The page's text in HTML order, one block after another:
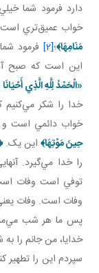
دارد فرمود شما
خواب عميق‌تري
مَنَامِهَا﴾؛[2]
فرمود
اين است که صبح
«الْحَمْدُ لِلَّهِ الَّذِي أَحْيَانَا
خدا را شکر مي‌کنيم
خواب دائمي
حِينَ مَوْتِهَا﴾ اين يک.
را خدا مي‌گيرد.
توفي است وفات
وفات است. وفات
پس ما هر شب
خدايا، من جانم را
سپردم اين را تطهير